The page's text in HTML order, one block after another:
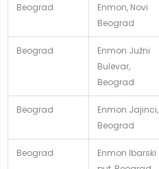
Beograd
Enmon, Novi
Beograd
Beograd
Enmon Južni
Bulevar,
Beograd
Beograd
Enmon Jajinci,
Beograd
Beograd
Enmon Ibarski